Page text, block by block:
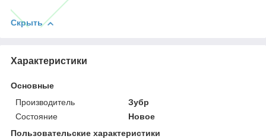
Скрыть
Характеристики
Основные
Производитель
Зубр
Состояние
Новое
Пользовательские характеристики